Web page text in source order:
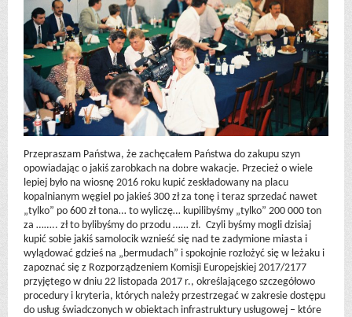
Przepraszam Państwa, że zachęcałem Państwa do zakupu szyn
opowiadając o jakiś zarobkach na dobre wakacje. Przecież o wiele
lepiej było na wiosnę 2016 roku kupić zeskładowany na placu
kopalnianym węgiel po jakieś 300 zł za tonę i teraz sprzedać nawet
„tylko” po 600 zł tona… to wyliczę… kupilibyśmy „tylko” 200 000 ton
za …….. zł to bylibyśmy do przodu …… zł. Czyli byśmy mogli dzisiaj
kupić sobie jakiś samolocik wznieść się nad te zadymione miasta i
wylądować gdzieś na „bermudach” i spokojnie rozłożyć się w leżaku i
zapoznać się z Rozporządzeniem Komisji Europejskiej 2017/2177
przyjętego w dniu 22 listopada 2017 r., określającego szczegółowo
procedury i kryteria, których należy przestrzegać w zakresie dostępu
do usług świadczonych w obiektach infrastruktury usługowej – które